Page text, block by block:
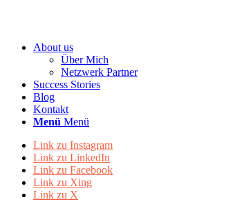
About us
Über Mich
Netzwerk Partner
Success Stories
Blog
Kontakt
Menü Menü
Link zu Instagram
Link zu LinkedIn
Link zu Facebook
Link zu Xing
Link zu X